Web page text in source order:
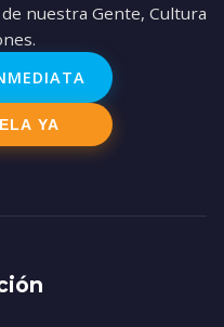
nuestra Gente, Cultura
YA